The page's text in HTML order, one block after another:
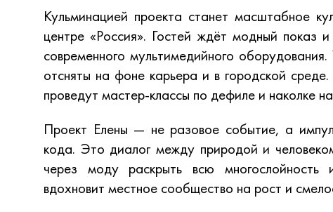
Кульминацией проекта станет масштабное
центре «Россия». Гостей ждёт модный показ
современного мультимедийного
отсняты на фоне карьера и в городской
проведут мастер-классы по дефиле и наколке
Проект Елены — не разовое событие, а
кода. Это диалог между природой и
через моду раскрыть всю
вдохновит местное сообщество на рост и